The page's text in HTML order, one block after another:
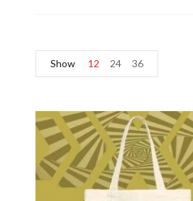
Show 12 24 36